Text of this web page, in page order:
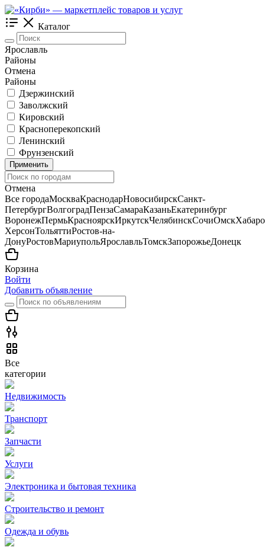
Каталог
Ярославль
Районы
Отмена
Районы
Дзержинский
Заволжский
Кировский
Красноперекопский
Ленинский
Фрунзенский
Применить
Отмена
Все городаМоскваКраснодарНовосибирскСанкт-
ПетербургВолгоградПензаСамараКазаньЕкатеринбург
ВоронежПермьКрасноярскИркутскЧелябинскСочиОмск
ХерсонТольяттиРостов-на-
ДонуРостовМариупольЯрославльТомскЗапорожьеДонецк
Корзина
Войти
Добавить объявление
Все
категории
Недвижимость
Транспорт
Запчасти
Услуги
Электроника и бытовая техника
Строительство и ремонт
Одежда и обувь